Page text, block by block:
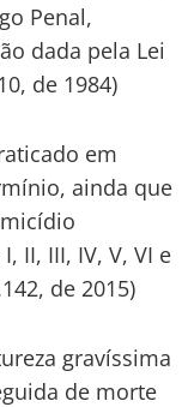
Penal,
dada pela Lei
de 1984)
em
ainda que
II, III, IV, V, VI e
de 2015)
gravíssima
de morte